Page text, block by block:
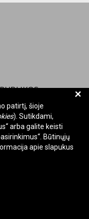
+
patirtį, šioje
). Sutikdami,
arba galite keisti
Būtinųjų
apie slapukus